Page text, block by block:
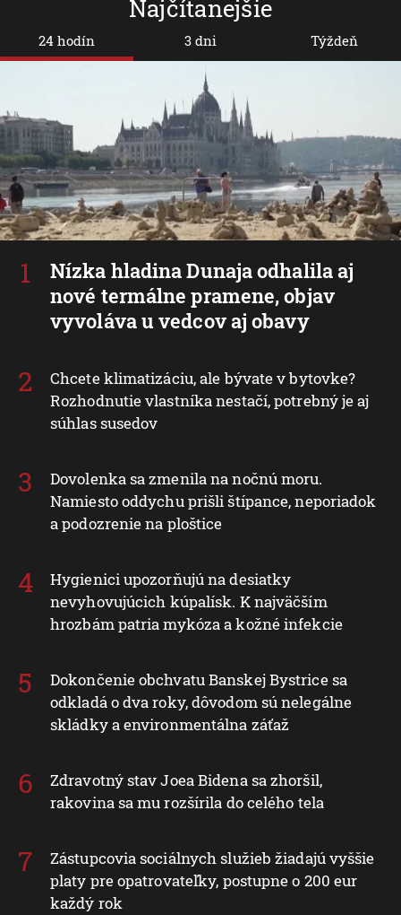
Najčítanejšie
24 hodín
Nízka hladina Dunaja odhalila aj
nové termálne pramene, objav
vyvoláva u vedcov aj obavy
Chcete klimatizáciu, ale bývate v bytovke?
Rozhodnutie vlastníka nestačí, potrebný je aj
súhlas susedov
Dovolenka sa zmenila na nočnú moru.
Namiesto oddychu prišli štípance, neporiadok
a podozrenie na ploštice
Hygienici upozorňujú na desiatky
nevyhovujúcich kúpalísk. K najväčším
hrozbám patria mykóza a kožné infekcie
Dokončenie obchvatu Banskej Bystrice sa
odkladá o dva roky, dôvodom sú nelegálne
skládky a environmentálna záťaž
Zdravotný stav Joea Bidena sa zhoršil,
rakovina sa mu rozšírila do celého tela
Zástupcovia sociálnych služieb žiadajú vyššie
platy pre opatrovateľky, postupne o 200 eur
každý rok
3 dni Týždeň